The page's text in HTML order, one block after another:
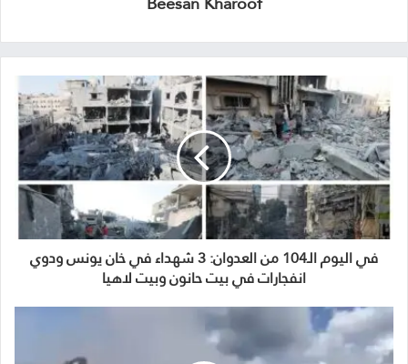
في اليوم الـ104 من العدوان: 3 شهداء في خان يونس ودوي
انفجارات في بيت حانون وبيت لاهيا